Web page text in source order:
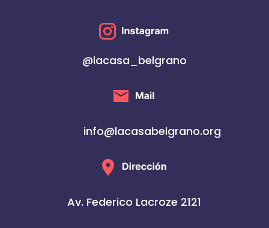
@lacasa_belgrano
info@lacasabelgrano.org
Av. Federico Lacroze 2121